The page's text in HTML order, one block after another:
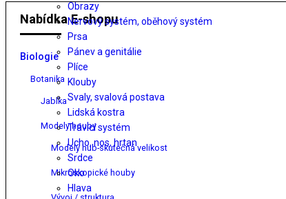
Obrazy
Nervový systém, oběhový systém
Prsa
Pánev a genitálie
Plíce
Klouby
Svaly, svalová postava
Lidská kostra
Trávicí systém
Ucho, nos, hrtan
Srdce
Oko
Hlava
Nabídka E-shopu
Biologie
Botanika
Jablka
Modely houby
Modely hub-skutečná velikost
Mikroskopické houby